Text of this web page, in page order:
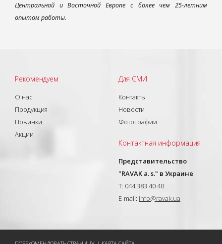
Центральной и Восточной Европе с более чем 25-летним
опытом работы.
Рекомендуем
О нас
Продукция
Новинки
Акции
Для СМИ
Контакты
Новости
Фотографии
Контактная информация
Представительство
"RAVAK a. s." в Украине
T: 044 383 40 40
E-mail: info@ravak.ua